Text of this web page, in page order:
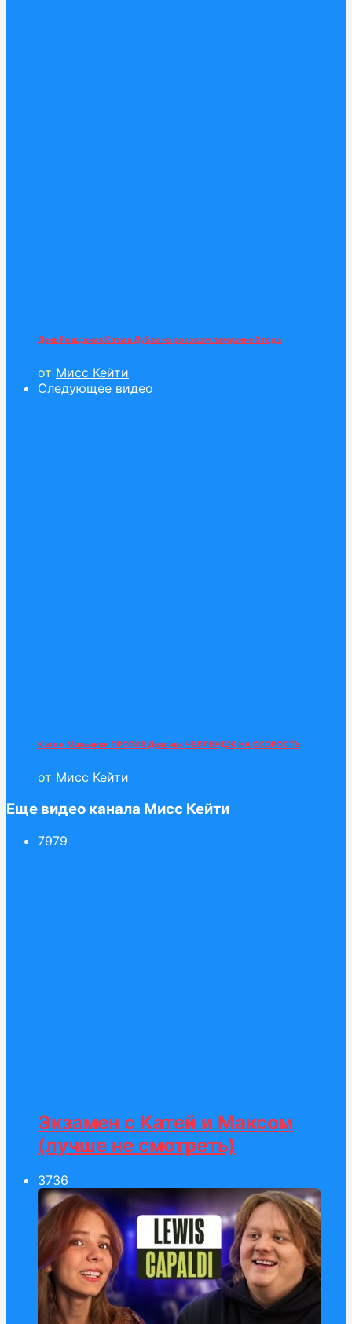
День Рождения Кати в Дубаи на розовом лимузине 3 года
от Мисс Кейти
Следующее видео
Катя и Мальчики ПРОТИВ Девочек ЧЕЛЛЕНДЖ НА СКОРОСТЬ
от Мисс Кейти
Еще видео канала Мисс Кейти
7979
Экзамен c Катей и Максом
(лучше не смотреть)
3736